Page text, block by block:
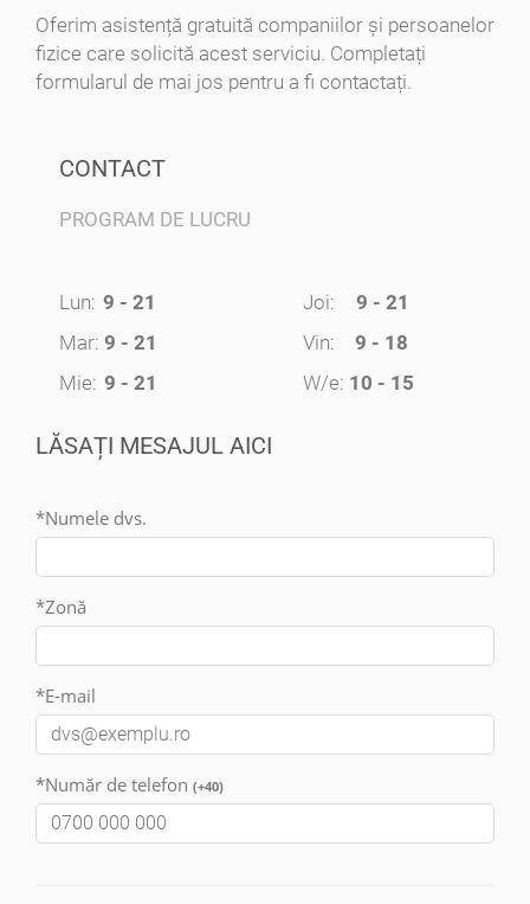
Oferim asistență gratuită companiilor și persoanelor
fizice care solicită acest serviciu. Completați
formularul de mai jos pentru a fi contactați.
CONTACT
PROGRAM DE LUCRU
Lun: 9 - 21
Mar: 9 - 21
Mie: 9 - 21
Joi:
9 - 21
Vin:
9 - 18
W/e: 10 - 15
LĂSAȚI MESAJUL AICI
*Numele dvs.
*Zonă
*E-mail
*Număr de telefon (+40)